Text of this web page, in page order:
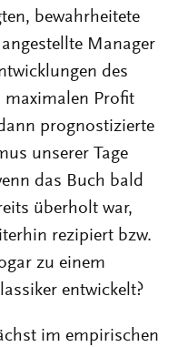
bewahrheitete
Manager
des
maximalen Profit
prognostizierte
unserer Tage
das Buch bald
überholt war,
rezipiert bzw.
zu einem
entwickelt?
im empirischen